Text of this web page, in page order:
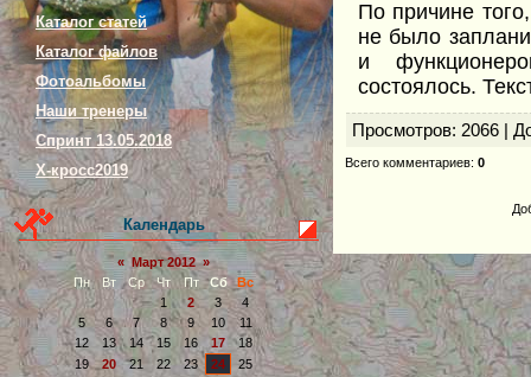
Каталог статей
Каталог файлов
Фотоальбомы
Наши тренеры
Спринт 13.05.2018
Х-кросс2019
Календарь
« Март 2012 »
Пн
Вт Ср Чт Пт Сб
Вс
1
2 3
4
5
6 7 8 9 10
11
12
13 14 15 16 17
18
19
20 21 22 23 24
25
По причине
не было
и
состоялось.
Просмотров: 2066 |
Всего комментариев: 0